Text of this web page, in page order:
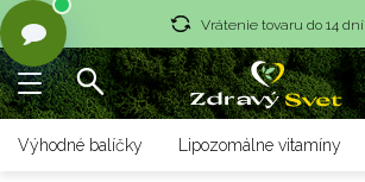
Vrátenie tovaru do 14 dní
Rýchle dodanie <36 hod
Výhodné balíčky Lipozomálne vitamíny